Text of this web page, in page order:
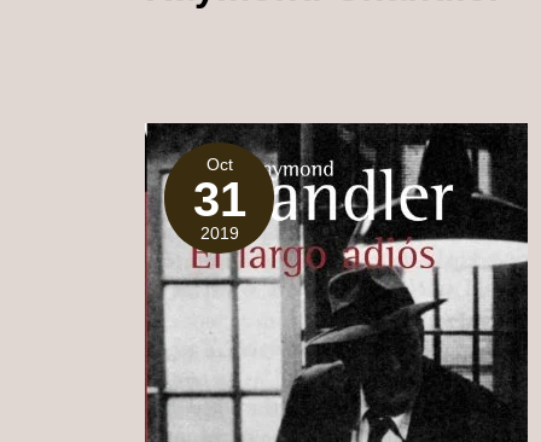
Oct
31
2019